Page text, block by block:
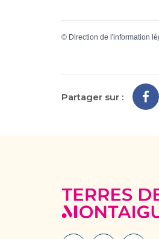
© Direction de l'information
Partager sur :